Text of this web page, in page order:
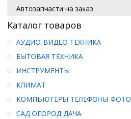
Автозапчасти на заказ
Каталог товаров
АУДИО-ВИДЕО ТЕХНИКА
БЫТОВАЯ ТЕХНИКА
ИНСТРУМЕНТЫ
КЛИМАТ
КОМПЬЮТЕРЫ ТЕЛЕФОНЫ ФОТО
САД ОГОРОД ДАЧА